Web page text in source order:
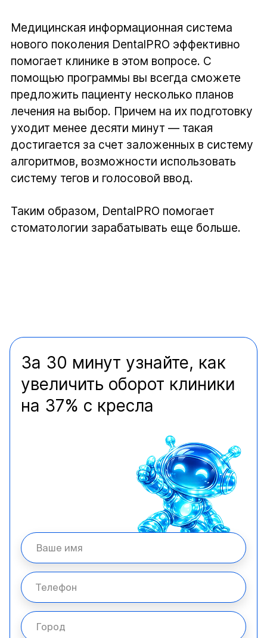
Медицинская информационная система
нового поколения DentalPRO эффективно
помогает клинике в этом вопросе. С
помощью программы вы всегда сможете
предложить пациенту несколько планов
лечения на выбор. Причем на их подготовку
уходит менее десяти минут — такая
достигается за счет заложенных в систему
алгоритмов, возможности использовать
систему тегов и голосовой ввод.
Таким образом, DentalPRO помогает
стоматологии зарабатывать еще больше.
За 30 минут узнайте, как
увеличить оборот клиники
на 37% с кресла